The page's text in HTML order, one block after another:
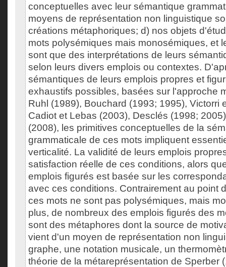
conceptuelles avec leur sémantique
moyens de représentation non linguistique
créations métaphoriques; d) nos objets
mots polysémiques mais monosémiques, et
sont que des interprétations de leurs
selon leurs divers emplois ou contextes.
sémantiques de leurs emplois propres et
exhaustifs possibles, basées sur l'approche
Ruhl (1989), Bouchard (1993; 1995), Victorri
Cadiot et Lebas (2003), Desclés (1998;
(2008), les primitives conceptuelles de la
grammaticale de ces mots impliquent
verticalité. La validité de leurs emplois
satisfaction réelle de ces conditions, alors
emplois figurés est basée sur les
avec ces conditions. Contrairement au point
ces mots ne sont pas polysémiques, mais
plus, de nombreux des emplois figurés des
sont des métaphores dont la source de
vient d'un moyen de représentation non
graphe, une notation musicale, un
théorie de la métareprésentation de Sperber